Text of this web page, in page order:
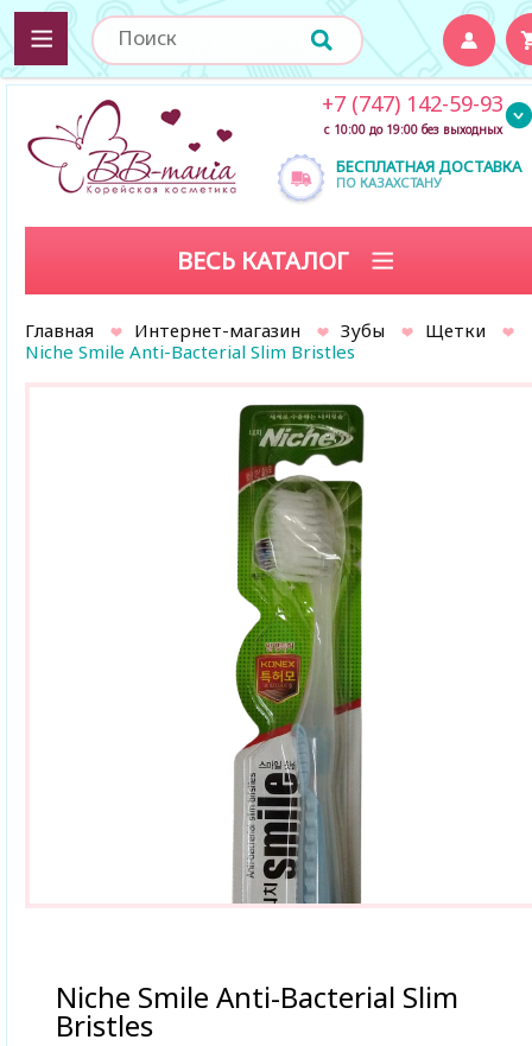
БЕСПЛАТНАЯ ДОСТАВКА
ПО КАЗАХСТАНУ
+7 (747) 142-59-93
с 10:00 до 19:00 без выходных
ВЕСЬ КАТАЛОГ
Главная Интернет-магазин Зубы
Щетки
Niche Smile Anti-Bacterial Slim Bristles
Niche Smile Anti-Bacterial Slim
Bristles